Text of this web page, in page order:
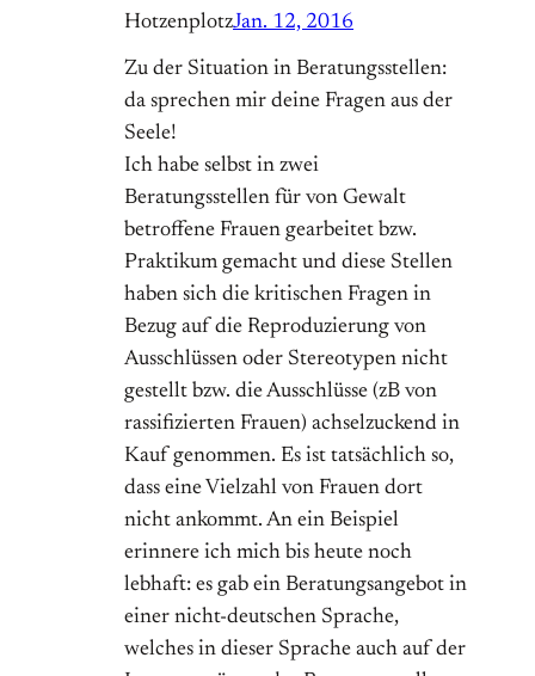
HotzenplotzJan. 12, 2016
Zu der Situation in Beratungsstellen:
da sprechen mir deine Fragen aus der
Seele!
Ich habe selbst in zwei
Beratungsstellen für von Gewalt
betroffene Frauen gearbeitet bzw.
Praktikum gemacht und diese Stellen
haben sich die kritischen Fragen in
Bezug auf die Reproduzierung von
Ausschlüssen oder Stereotypen nicht
gestellt bzw. die Ausschlüsse (zB von
rassifizierten Frauen) achselzuckend in
Kauf genommen. Es ist tatsächlich so,
dass eine Vielzahl von Frauen dort
nicht ankommt. An ein Beispiel
erinnere ich mich bis heute noch
lebhaft: es gab ein Beratungsangebot in
einer nicht-deutschen Sprache,
welches in dieser Sprache auch auf der